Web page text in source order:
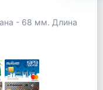
- 68 мм. Длина